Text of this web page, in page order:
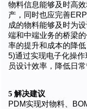
物料信息能够及时高
产，同时也应完善
成的物料能够及时为
端和中端业务的桥梁
率的提升和成本的降低
5)通过实现电子化操
员设计效率，降低日常
5 解决建议
PDM实现对物料、